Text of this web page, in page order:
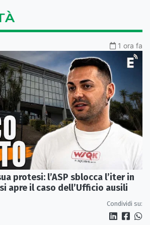
1 ora fa
protesi: l’ASP sblocca l’iter in
apre il caso dell’Ufficio ausili
Condividi su: